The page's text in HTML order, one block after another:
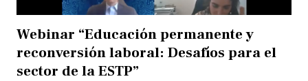
Webinar “Educación permanente y
reconversión laboral: Desafíos para el
sector de la ESTP”